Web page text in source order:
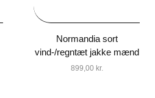
Normandia sort
vind-/regntæt jakke mænd
899,00 kr.